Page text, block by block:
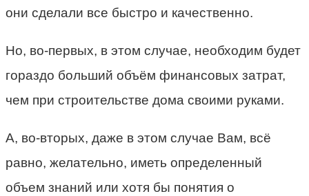
они сделали все быстро и качественно.
Но, во-первых, в этом случае, необходим будет
гораздо больший объём финансовых затрат,
чем при строительстве дома своими руками.
А, во-вторых, даже в этом случае Вам, всё
равно, желательно, иметь определенный
объем знаний или хотя бы понятия о